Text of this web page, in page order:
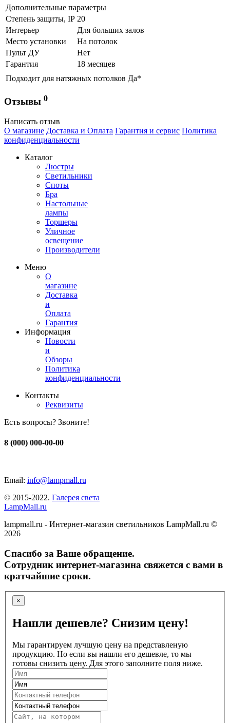
Дополнительные параметры
Степень защиты, IP 20
Интерьер
Для больших залов
Место установки
На потолок
Пульт ДУ
Нет
Гарантия
18 месяцев
Подходит для натяжных потолков Да*
Отзывы 0
Написать отзыв
О магазине Доставка и Оплата Гарантия и сервис Политика
конфиденциальности
Каталог
Люстры
Светильники
Споты
Бра
Настольные
лампы
Торшеры
Уличное
освещение
Производители
Меню
О
магазине
Доставка
и
Оплата
Гарантия
Информация
Новости
и
Обзоры
Политика
конфиденциальности
Контакты
Реквизиты
Есть вопросы? Звоните!
8 (000) 000-00-00
Email: info@lampmall.ru
© 2015-2022. Галерея света
LampMall.ru
lampmall.ru - Интернет-магазин светильников LampMall.ru ©
2026
Спасибо за Ваше обращение.
Сотрудник интернет-магазина свяжется с вами в
кратчайшие сроки.
×
Нашли дешевле? Снизим цену!
Мы гарантируем лучшую цену на представленую
продукцию. Но если вы нашли его дешевле, то мы
готовы снизить цену. Для этого заполните поля ниже.